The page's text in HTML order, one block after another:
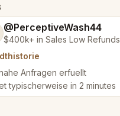
@PerceptiveWash44
$400k+ in Sales Low Refunds
Anfragen erfuellt
typischerweise in 2 minutes